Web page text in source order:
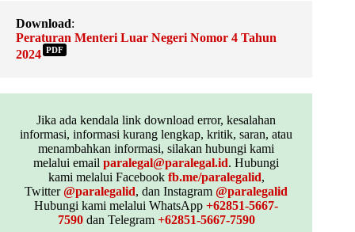
Download:
Peraturan Menteri Luar Negeri Nomor 4 Tahun
2024 PDF
Jika ada kendala link download error, kesalahan
informasi, informasi kurang lengkap, kritik, saran, atau
menambahkan informasi, silakan hubungi kami
melalui emailparalegal@paralegal.id. Hubungi
kami melalui Facebook fb.me/paralegalid,
Twitter@paralegalid, dan Instagram@paralegalid
Hubungi kami melalui WhatsApp+62851-5667-
7590dan Telegram +62851-5667-7590